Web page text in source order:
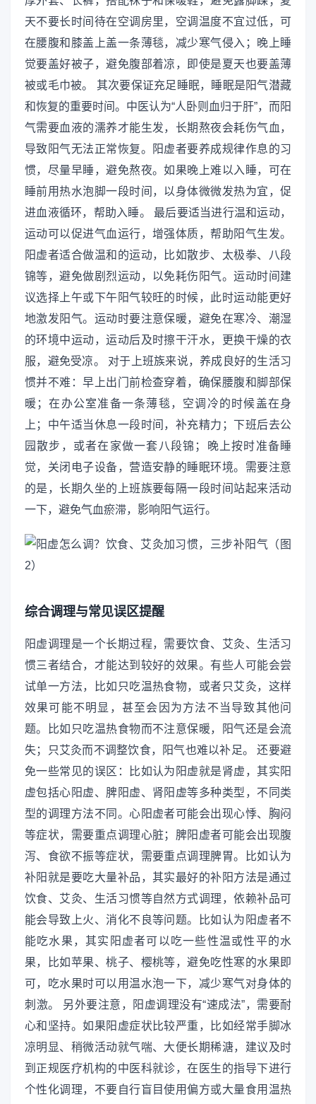
天不要长时间待在空调房里，空调温度不宜过低，可
在腰腹和膝盖上盖一条薄毯，减少寒气侵入；晚上睡
觉要盖好被子，避免腹部着凉，即使是夏天也要盖薄
被或毛巾被。 其次要保证充足睡眠，睡眠是阳气潜藏
和恢复的重要时间。中医认为“人卧则血归于肝”，而阳
气需要血液的濡养才能生发，长期熬夜会耗伤气血，
导致阳气无法正常恢复。阳虚者要养成规律作息的习
惯，尽量早睡，避免熬夜。如果晚上难以入睡，可在
睡前用热水泡脚一段时间，以身体微微发热为宜，促
进血液循环，帮助入睡。 最后要适当进行温和运动，
运动可以促进气血运行，增强体质，帮助阳气生发。
阳虚者适合做温和的运动，比如散步、太极拳、八段
锦等，避免做剧烈运动，以免耗伤阳气。运动时间建
议选择上午或下午阳气较旺的时候，此时运动能更好
地激发阳气。运动时要注意保暖，避免在寒冷、潮湿
的环境中运动，运动后及时擦干汗水，更换干燥的衣
服，避免受凉。 对于上班族来说，养成良好的生活习
惯并不难：早上出门前检查穿着，确保腰腹和脚部保
暖；在办公室准备一条薄毯，空调冷的时候盖在身
上；中午适当休息一段时间，补充精力；下班后去公
园散步，或者在家做一套八段锦；晚上按时准备睡
觉，关闭电子设备，营造安静的睡眠环境。需要注意
的是，长期久坐的上班族要每隔一段时间站起来活动
一下，避免气血瘀滞，影响阳气运行。
综合调理与常见误区提醒
阳虚调理是一个长期过程，需要饮食、艾灸、生活习
惯三者结合，才能达到较好的效果。有些人可能会尝
试单一方法，比如只吃温热食物，或者只艾灸，这样
效果可能不明显，甚至会因为方法不当导致其他问
题。比如只吃温热食物而不注意保暖，阳气还是会流
失；只艾灸而不调整饮食，阳气也难以补足。 还要避
免一些常见的误区：比如认为阳虚就是肾虚，其实阳
虚包括心阳虚、脾阳虚、肾阳虚等多种类型，不同类
型的调理方法不同。心阳虚者可能会出现心悸、胸闷
等症状，需要重点调理心脏；脾阳虚者可能会出现腹
泻、食欲不振等症状，需要重点调理脾胃。比如认为
补阳就是要吃大量补品，其实最好的补阳方法是通过
饮食、艾灸、生活习惯等自然方式调理，依赖补品可
能会导致上火、消化不良等问题。比如认为阳虚者不
能吃水果，其实阳虚者可以吃一些性温或性平的水
果，比如苹果、桃子、樱桃等，避免吃性寒的水果即
可，吃水果时可以用温水泡一下，减少寒气对身体的
刺激。 另外要注意，阳虚调理没有“速成法”，需要耐
心和坚持。如果阳虚症状比较严重，比如经常手脚冰
凉明显、稍微活动就气喘、大便长期稀溏，建议及时
到正规医疗机构的中医科就诊，在医生的指导下进行
个性化调理，不要自行盲目使用偏方或大量食用温热